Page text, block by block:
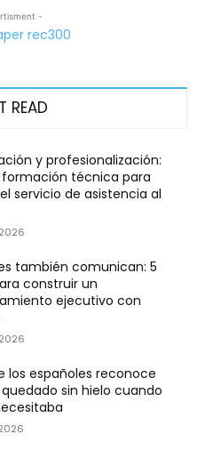
-
READ
y profesionalización:
técnica para
servicio de asistencia al
también comunican: 5
construir un
ejecutivo con
los españoles reconoce
sin hielo cuando